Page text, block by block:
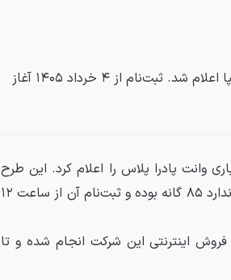
شرایط فروش فوری نقدی و اعتباری وانت پادرا پلاس سایپا اعلام شد. ثبت‌نام از ۴ خرداد ۱۴۰۵ آغاز
وانت پادرا پلاس را اعلام کرد. این طرح
شامل نسخه‌های تک‌سوز و دوگانه‌سوز این خودرو با استاندارد ۸۵ گانه بوده و ثبت‌نام آن از ساعت ۱۲
اینترنتی این شرکت انجام شده و تا